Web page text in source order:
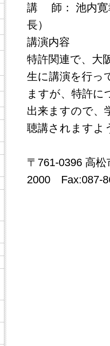
講 師： 池内寛
長）
講演内容
特許関連で、大
生に講演を行っ
ますが、特許に
出来ますので、
聴講されますよ
〒761-0396 高
2000 Fax:087-